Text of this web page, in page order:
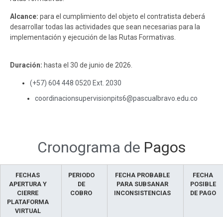
Alcance: para el cumplimiento del objeto el contratista deberá
desarrollar todas las actividades que sean necesarias para la
implementación y ejecución de las Rutas Formativas.
Duración: hasta el 30 de junio de 2026.
(+57) 604 448 0520 Ext. 2030
coordinacionsupervisionpits6@pascualbravo.edu.co
Cronograma de Pagos
FECHAS
APERTURA Y
CIERRE
PLATAFORMA
VIRTUAL
PERIODO
DE
COBRO
FECHA PROBABLE
PARA SUBSANAR
INCONSISTENCIAS
FECHA
POSIBLE
DE PAGO